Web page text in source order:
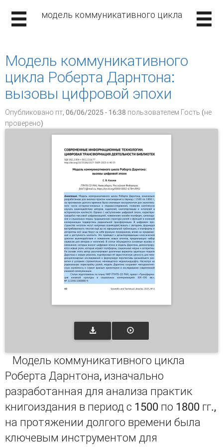
модель коммуникативного цикла
Модель коммуникативного
цикла Роберта Дарнтона:
вызовы цифровой эпохи
Опубликовано пт, 06/06/2025 - 16:38 пользователем Гость (не
проверено)
Модель коммуникативного цикла
Роберта Дарнтона, изначально
разработанная для анализа практик
книгоиздания в период с 1500 по 1800 гг.,
на протяжении долгого времени была
ключевым инструментом для